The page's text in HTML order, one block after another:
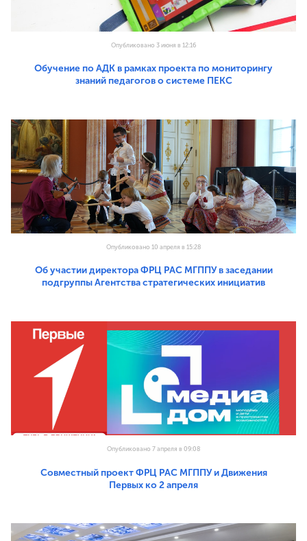
Опубликовано 3 июня в 12:16
Обучение по АДК в рамках проекта по мониторингу
знаний педагогов о системе ПЕКС
Опубликовано 10 апреля в 15:28
Об участии директора ФРЦ РАС МГППУ в заседании
подгруппы Агентства стратегических инициатив
Опубликовано 7 апреля в 09:08
Совместный проект ФРЦ РАС МГППУ и Движения
Первых ко 2 апреля